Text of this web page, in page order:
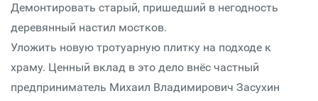
Демонтировать старый, пришедший в негодность
деревянный настил мостков.
Уложить новую тротуарную плитку на подходе к
храму. Ценный вклад в это дело внёс частный
предприниматель Михаил Владимирович Засухин